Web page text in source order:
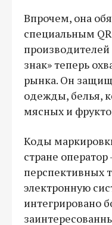
Впрочем, она
специальным
знак» теперь
рынка. Он
одежды, белья,
мясных и
Коды
стране
перспективных
электронную
интегрировано